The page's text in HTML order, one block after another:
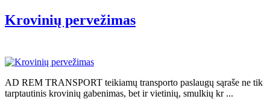
Krovinių pervežimas
AD REM TRANSPORT teikiamų transporto paslaugų sąraše ne tik
tarptautinis krovinių gabenimas, bet ir vietinių, smulkių kr ...